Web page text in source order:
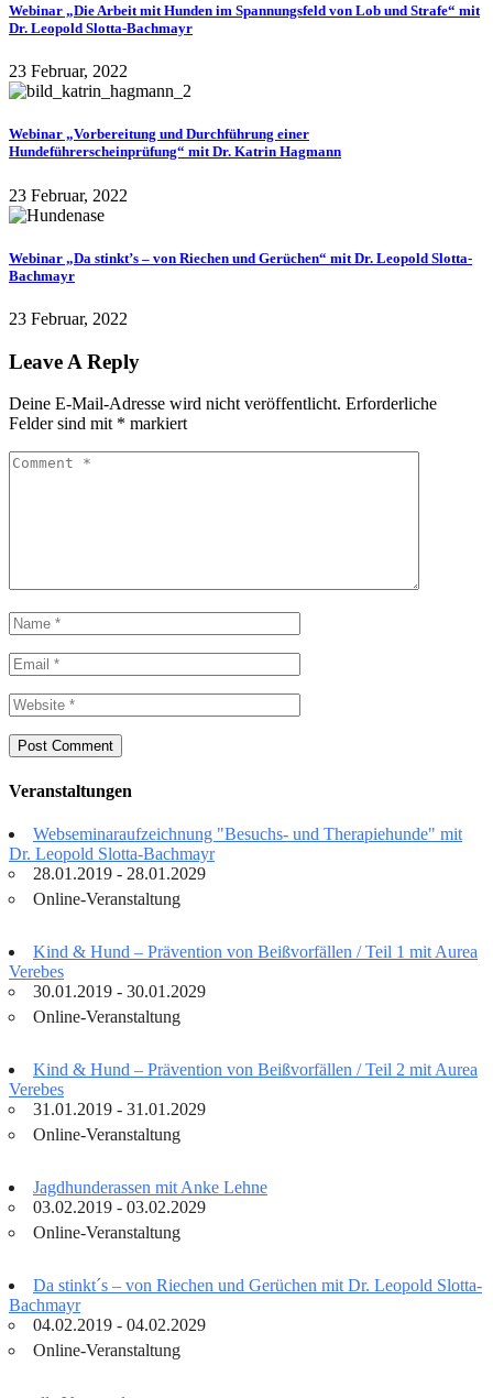
Webinar „Die Arbeit mit Hunden im Spannungsfeld von Lob und Strafe“ mit
Dr. Leopold Slotta-Bachmayr
23 Februar, 2022
Webinar „Vorbereitung und Durchführung einer
Hundeführerscheinprüfung“ mit Dr. Katrin Hagmann
23 Februar, 2022
Webinar „Da stinkt’s – von Riechen und Gerüchen“ mit Dr. Leopold Slotta-
Bachmayr
23 Februar, 2022
Leave A Reply
Deine E-Mail-Adresse wird nicht veröffentlicht. Erforderliche
Felder sind mit * markiert
Veranstaltungen
Webseminaraufzeichnung "Besuchs- und Therapiehunde" mit
Dr. Leopold Slotta-Bachmayr
28.01.2019 - 28.01.2029
Online-Veranstaltung
Kind & Hund – Prävention von Beißvorfällen / Teil 1 mit Aurea
Verebes
30.01.2019 - 30.01.2029
Online-Veranstaltung
Kind & Hund – Prävention von Beißvorfällen / Teil 2 mit Aurea
Verebes
31.01.2019 - 31.01.2029
Online-Veranstaltung
Jagdhunderassen mit Anke Lehne
03.02.2019 - 03.02.2029
Online-Veranstaltung
Da stinkt´s – von Riechen und Gerüchen mit Dr. Leopold Slotta-
Bachmayr
04.02.2019 - 04.02.2029
Online-Veranstaltung